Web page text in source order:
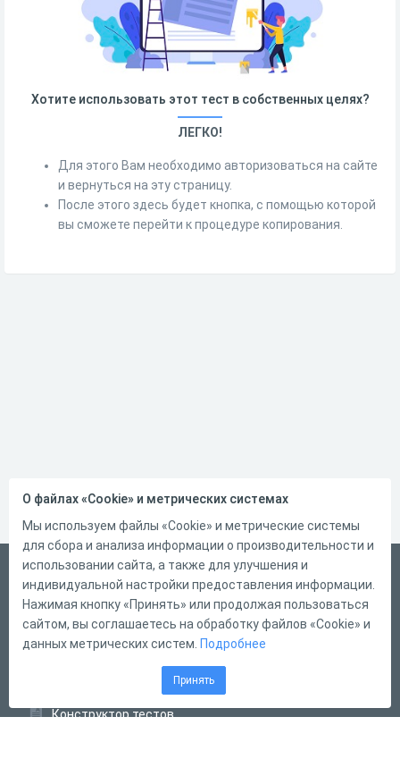
Хотите использовать этот тест в собственных целях?
ЛЕГКО!
Для этого Вам необходимо авторизоваться на сайте
и вернуться на эту страницу.
После этого здесь будет кнопка, с помощью которой
вы сможете перейти к процедуре копирования.
Русский
Справка
Форма обратной связи
Конструктор тестов
О файлах «Cookie» и метрических системах
Мы используем файлы «Cookie» и метрические системы
для сбора и анализа информации о производительности и
использовании сайта, а также для улучшения и
индивидуальной настройки предоставления информации.
Нажимая кнопку «Принять» или продолжая пользоваться
сайтом, вы соглашаетесь на обработку файлов «Cookie» и
данных метрических систем. Подробнее
Принять